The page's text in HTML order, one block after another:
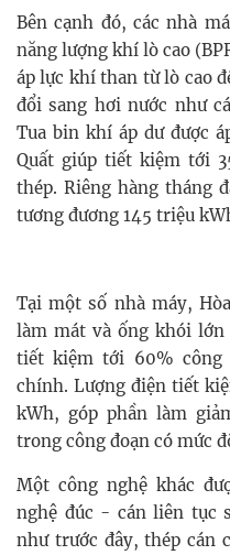
Bên cạnh đó, các nhà
năng lượng khí lò cao
áp lực khí than từ lò cao
đổi sang hơi nước như
Tua bin khí áp dư được
Quất giúp tiết kiệm tới
thép. Riêng hàng tháng
tương đương 145 triệu
Tại một số nhà máy,
làm mát và ống khói lớn
tiết kiệm tới 60% công
chính. Lượng điện tiết
kWh, góp phần làm
trong công đoạn có mức
Một công nghệ khác
nghệ đúc - cán liên tục
như trước đây, thép cán